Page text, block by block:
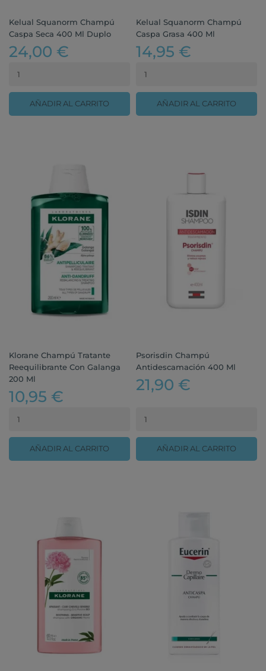
Kelual Squanorm Champú
Caspa Seca 400 Ml Duplo
24,00 €
AÑADIR AL CARRITO
Kelual Squanorm Champú
Caspa Grasa 400 Ml
14,95 €
AÑADIR AL CARRITO
Klorane Champú Tratante
Reequilibrante Con Galanga
200 Ml
10,95 €
AÑADIR AL CARRITO
Psorisdin Champú
Antidescamación 400 Ml
21,90 €
AÑADIR AL CARRITO